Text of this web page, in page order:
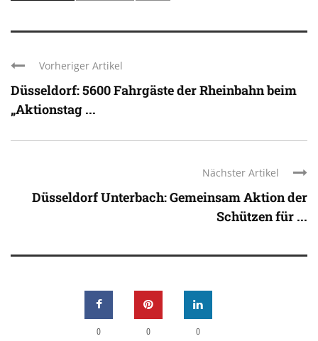
Vorheriger Artikel
Düsseldorf: 5600 Fahrgäste der Rheinbahn beim
„Aktionstag ...
Nächster Artikel
Düsseldorf Unterbach: Gemeinsam Aktion der
Schützen für ...
0 0 0